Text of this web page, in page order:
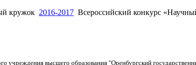
кружок 2016-2017 Всероссийский конкурс
высшего образования "Оренбургский